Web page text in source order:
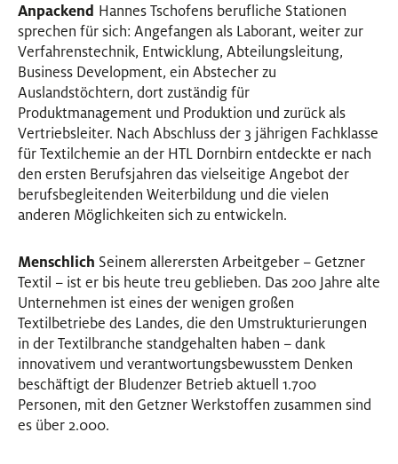
Anpackend Hannes Tschofens berufliche Stationen
sprechen für sich: Angefangen als Laborant, weiter zur
Verfahrenstechnik, Entwicklung, Abteilungsleitung,
Business Development, ein Abstecher zu
Auslandstöchtern, dort zuständig für
Produktmanagement und Produktion und zurück als
Vertriebsleiter. Nach Abschluss der 3 jährigen Fachklasse
für Textilchemie an der HTL Dornbirn entdeckte er nach
den ersten Berufsjahren das vielseitige Angebot der
berufsbegleitenden Weiterbildung und die vielen
anderen Möglichkeiten sich zu entwickeln.
Menschlich Seinem allerersten Arbeitgeber – Getzner
Textil – ist er bis heute treu geblieben. Das 200 Jahre alte
Unternehmen ist eines der wenigen großen
Textilbetriebe des Landes, die den Umstrukturierungen
in der Textilbranche standgehalten haben – dank
innovativem und verantwortungsbewusstem Denken
beschäftigt der Bludenzer Betrieb aktuell 1.700
Personen, mit den Getzner Werkstoffen zusammen sind
es über 2.000.